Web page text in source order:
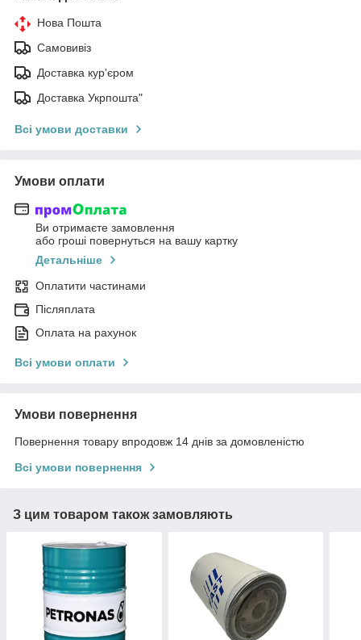
Нова Пошта
Самовивіз
Доставка кур'єром
Доставка Укрпошта"
Всі умови доставки
Умови оплати
Ви отримаєте замовлення
або гроші повернуться на вашу картку
Детальніше
Оплатити частинами
Післяплата
Оплата на рахунок
Всі умови оплати
Умови повернення
Повернення товару впродовж 14 днів за домовленістю
Всі умови повернення
З цим товаром також замовляють